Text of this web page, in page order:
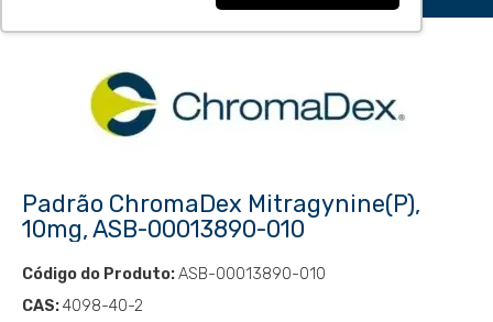
Padrão ChromaDex Mitragynine(P),
10mg, ASB-00013890-010
Código do Produto:ASB-00013890-010
CAS:4098-40-2